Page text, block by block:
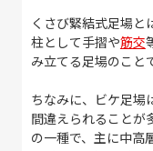
くさび緊結式足場と
柱として手摺や筋交
み立てる足場のこと
ちなみに、ビケ足場
間違えられることが
の一種で、主に中高